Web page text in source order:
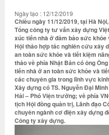
Ngày tạo : 12/12/2019
Chiều ngày 11/12/2019, tại Hà
Tổng công ty tư vấn xây dựng
xúc tiến nhà ở đảm bảo sức
Hội thảo hợp tác nghiên cứu xây
an toàn sức khỏe và tiết kiệm
thảo về phía Nhật Bản có ông
tiến nhà ở an toàn sức khỏe và
các chuyên gia trong lĩnh vực
Xây dựng có TS. Nguyễn Đại
Hải – Phó Viện trưởng; về phía
tịch Hội đồng quản trị, Lãnh đạo
chuyên ngành cơ điện xây dựng
Công ty xây dựng.